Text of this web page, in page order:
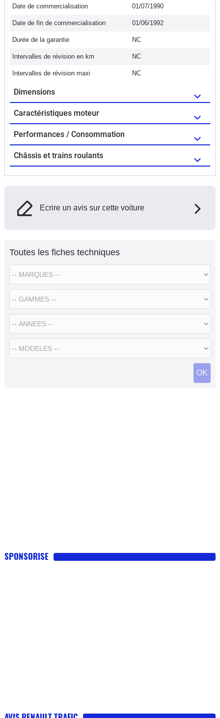
Date de commercialisation 01/07/1990
Date de fin de commercialisation 01/06/1992
Durée de la garantie NC
Intervalles de révision en km NC
Intervalles de révision maxi NC
Dimensions
Caractéristiques moteur
Performances / Consommation
Châssis et trains roulants
Ecrire un avis sur cette voiture
Toutes les fiches techniques
SPONSORISE